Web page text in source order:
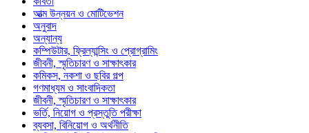
আত্ম উন্নয়ন ও মোটিভেশন
অনুবাদ
অন্যান্য
কম্পিউটার, ফ্রিল্যান্সিং ও প্রোগ্রামিং
জীবনী, স্মৃতিচারণ ও সাক্ষাৎকার
কমিকস, নকশা ও ছবির গল্প
গণমাধ্যম ও সাংবাদিকতা
জীবনী, স্মৃতিচারণ ও সাক্ষাৎকার
ভর্তি, নিয়োগ ও প্রস্তুতি পরীক্ষা
ব্যবসা, বিনিয়োগ ও অর্থনীতি